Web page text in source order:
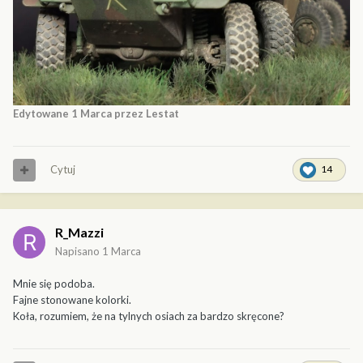
Edytowane 1 Marca przez Lestat
14
Cytuj
R_Mazzi
Napisano 1 Marca
Mnie się podoba.
Fajne stonowane kolorki.
Koła, rozumiem, że na tylnych osiach za bardzo skręcone?